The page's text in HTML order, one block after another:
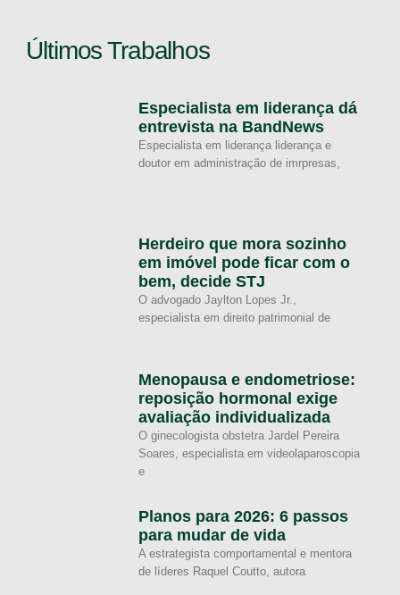
Últimos Trabalhos
Especialista em liderança dá
entrevista na BandNews
Especialista em liderança liderança e
doutor em administração de imrpresas,
Herdeiro que mora sozinho
em imóvel pode ficar com o
bem, decide STJ
O advogado Jaylton Lopes Jr.,
especialista em direito patrimonial de
Menopausa e endometriose:
reposição hormonal exige
avaliação individualizada
O ginecologista obstetra Jardel Pereira
Soares, especialista em videolaparoscopia
e
Planos para 2026: 6 passos
para mudar de vida
A estrategista comportamental e mentora
de líderes Raquel Coutto, autora